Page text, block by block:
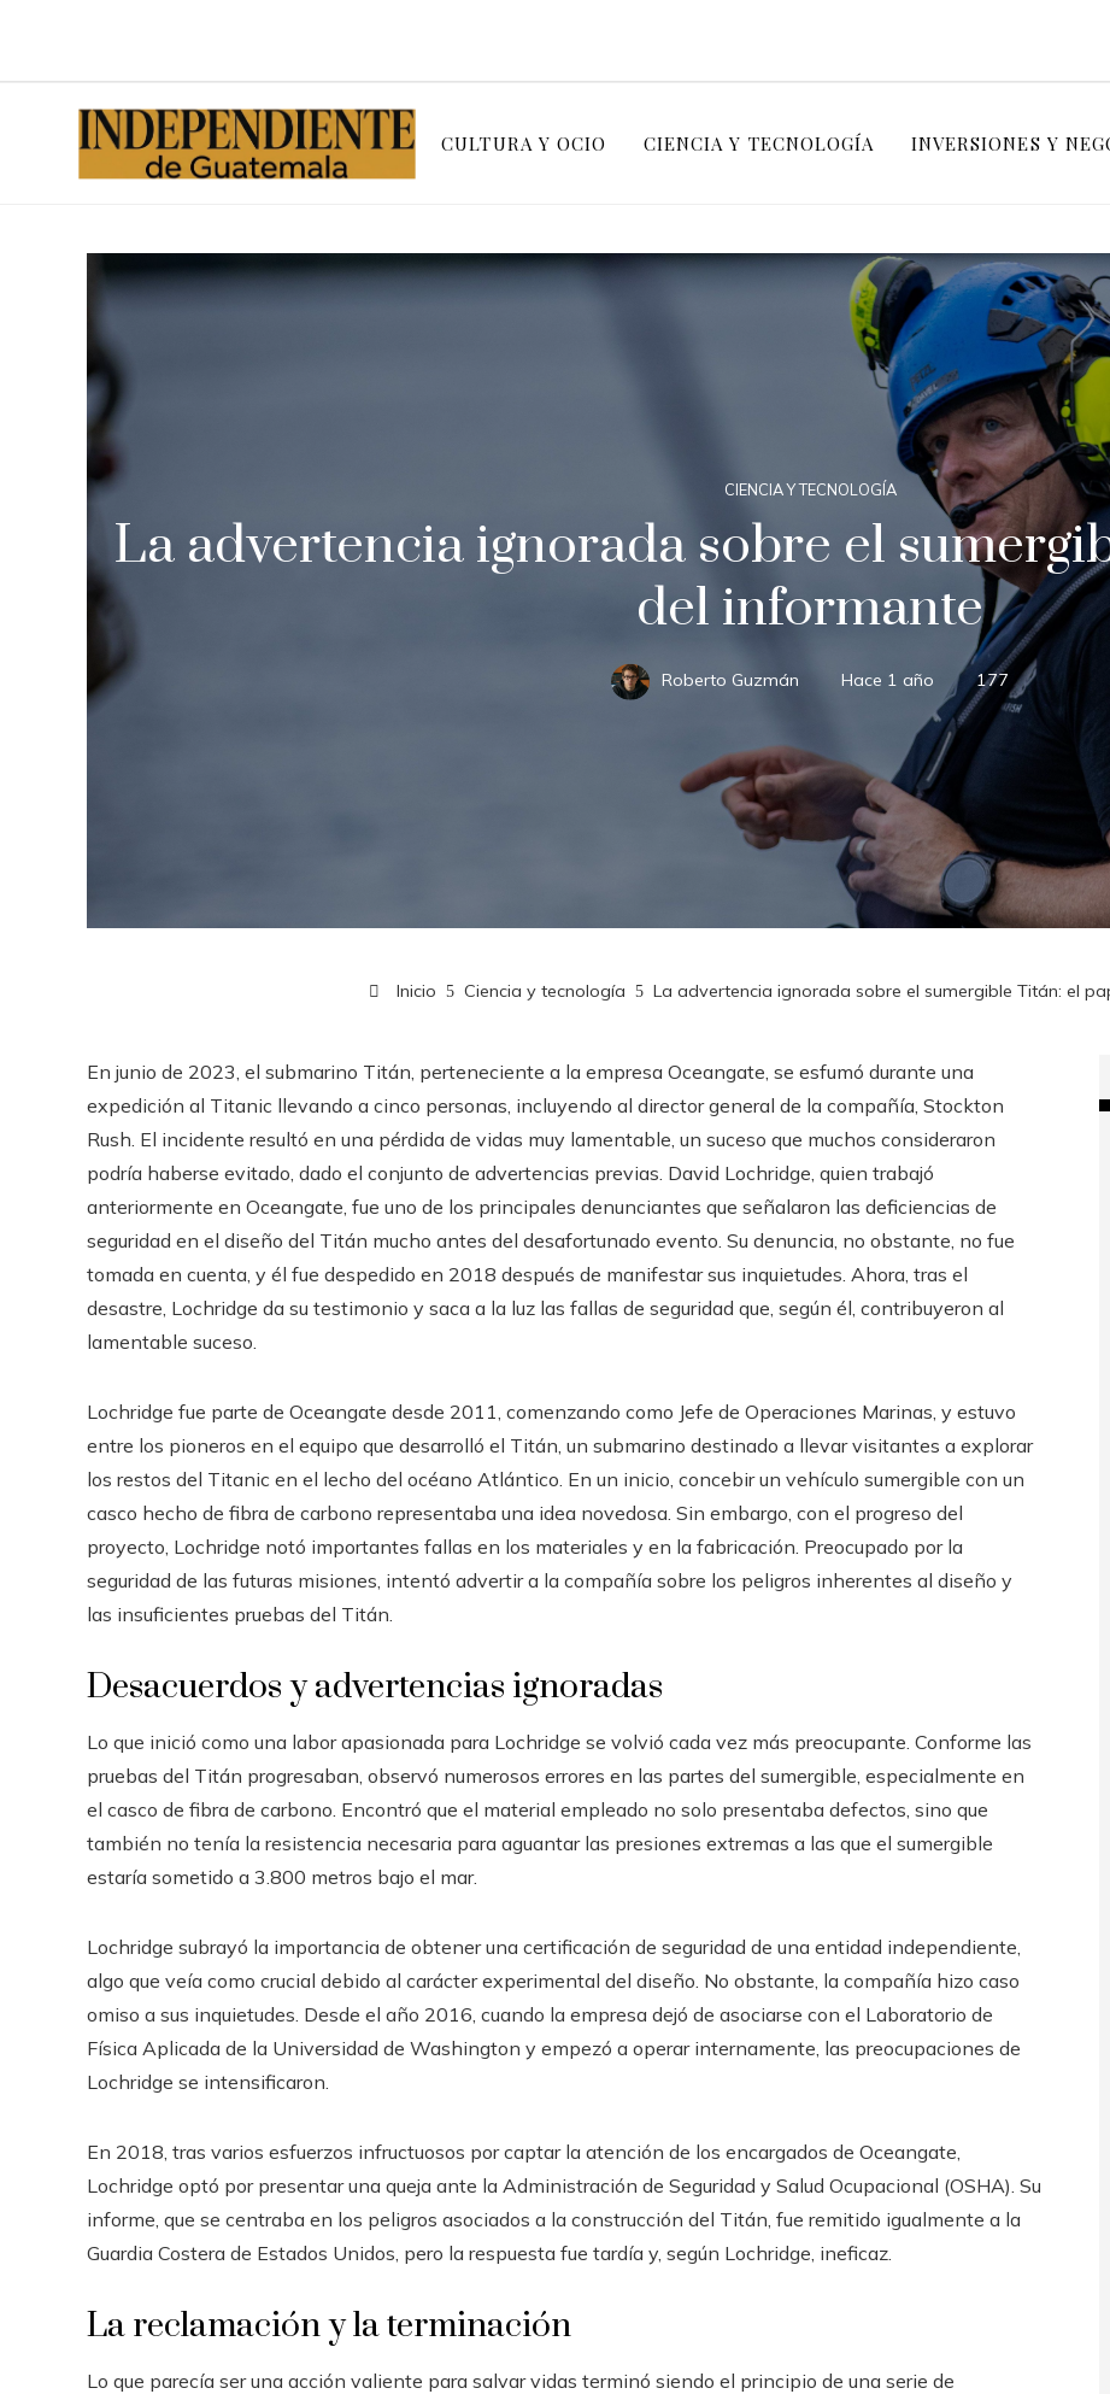
CULTURA Y OCIO CIENCIA Y TECNOLOGÍA INVERSIONES Y
CIENCIA Y TECNOLOGÍA
La advertencia ignorada sobre el
del informante
Roberto Guzmán Hace 1 año 177
Inicio Ciencia y tecnología La advertencia ignorada sobre el sumergible Titán: el
En junio de 2023, el submarino Titán, perteneciente a la empresa Oceangate, se esfumó durante una
expedición al Titanic llevando a cinco personas, incluyendo al director general de la compañía, Stockton
Rush. El incidente resultó en una pérdida de vidas muy lamentable, un suceso que muchos consideraron
podría haberse evitado, dado el conjunto de advertencias previas. David Lochridge, quien trabajó
anteriormente en Oceangate, fue uno de los principales denunciantes que señalaron las deficiencias de
seguridad en el diseño del Titán mucho antes del desafortunado evento. Su denuncia, no obstante, no fue
tomada en cuenta, y él fue despedido en 2018 después de manifestar sus inquietudes. Ahora, tras el
desastre, Lochridge da su testimonio y saca a la luz las fallas de seguridad que, según él, contribuyeron al
lamentable suceso.
Lochridge fue parte de Oceangate desde 2011, comenzando como Jefe de Operaciones Marinas, y estuvo
entre los pioneros en el equipo que desarrolló el Titán, un submarino destinado a llevar visitantes a explorar
los restos del Titanic en el lecho del océano Atlántico. En un inicio, concebir un vehículo sumergible con un
casco hecho de fibra de carbono representaba una idea novedosa. Sin embargo, con el progreso del
proyecto, Lochridge notó importantes fallas en los materiales y en la fabricación. Preocupado por la
seguridad de las futuras misiones, intentó advertir a la compañía sobre los peligros inherentes al diseño y
las insuficientes pruebas del Titán.
Desacuerdos y advertencias ignoradas
Lo que inició como una labor apasionada para Lochridge se volvió cada vez más preocupante. Conforme las
pruebas del Titán progresaban, observó numerosos errores en las partes del sumergible, especialmente en
el casco de fibra de carbono. Encontró que el material empleado no solo presentaba defectos, sino que
también no tenía la resistencia necesaria para aguantar las presiones extremas a las que el sumergible
estaría sometido a 3.800 metros bajo el mar.
Lochridge subrayó la importancia de obtener una certificación de seguridad de una entidad independiente,
algo que veía como crucial debido al carácter experimental del diseño. No obstante, la compañía hizo caso
omiso a sus inquietudes. Desde el año 2016, cuando la empresa dejó de asociarse con el Laboratorio de
Física Aplicada de la Universidad de Washington y empezó a operar internamente, las preocupaciones de
Lochridge se intensificaron.
En 2018, tras varios esfuerzos infructuosos por captar la atención de los encargados de Oceangate,
Lochridge optó por presentar una queja ante la Administración de Seguridad y Salud Ocupacional (OSHA). Su
informe, que se centraba en los peligros asociados a la construcción del Titán, fue remitido igualmente a la
Guardia Costera de Estados Unidos, pero la respuesta fue tardía y, según Lochridge, ineficaz.
La reclamación y la terminación
Lo que parecía ser una acción valiente para salvar vidas terminó siendo el principio de una serie de